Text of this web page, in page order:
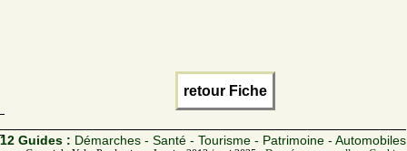
retour Fiche
12 Guides : Démarches - Santé - Tourisme - Patrimoine - Automobiles